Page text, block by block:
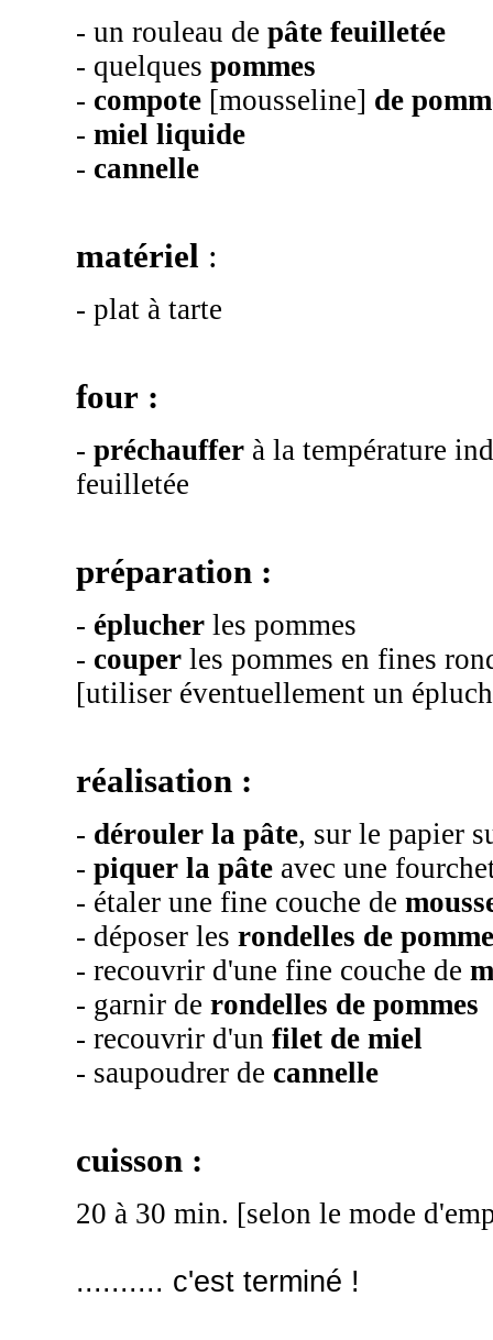
- un rouleau de pâte feuilletée
- quelques pommes
- compote [mousseline] de
- miel liquide
- cannelle
matériel :
- plat à tarte
four :
- préchauffer à la température
feuilletée
préparation :
- éplucher les pommes
- couper les pommes en fines
[utiliser éventuellement un
réalisation :
- dérouler la pâte, sur le papier
- piquer la pâte avec une
- étaler une fine couche de
- déposer les rondelles de
- recouvrir d'une fine couche de
- garnir de rondelles de pommes
- recouvrir d'un filet de miel
- saupoudrer de cannelle
cuisson :
20 à 30 min. [selon le mode
.......... c'est terminé !